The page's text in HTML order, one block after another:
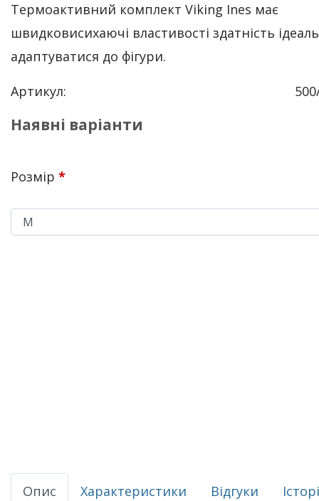
Термоактивний комплект Viking Ines має
швидковисихаючі властивості здатність
адаптуватися до фігури.
Артикул:
Наявні варіанти
Розмір *
Опис Характеристики Відгуки